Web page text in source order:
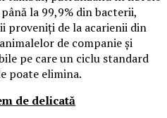
la 99,9% din bacterii,
proveniți de la acarienii din
de companie și
pe care un ciclu standard
poate elimina.
de delicată